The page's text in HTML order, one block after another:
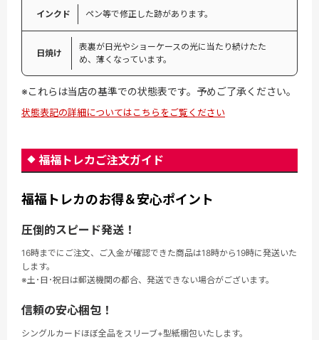
インクド ペン等で修正した跡があります。
日焼け
表裏が日光やショーケースの光に当たり続けたた
め、薄くなっています。
※これらは当店の基準での状態表です。予めご了承ください。
状態表記の詳細についてはこちらをご覧ください
福福トレカご注文ガイド
福福トレカのお得＆安心ポイント
圧倒的スピード発送！
16時までにご注文、ご入金が確認できた商品は18時から19時に発送いた
します。
※土･日･祝日は郵送機関の都合、発送できない場合がございます。
信頼の安心梱包！
シングルカードほぼ全品をスリーブ+型紙梱包いたします。